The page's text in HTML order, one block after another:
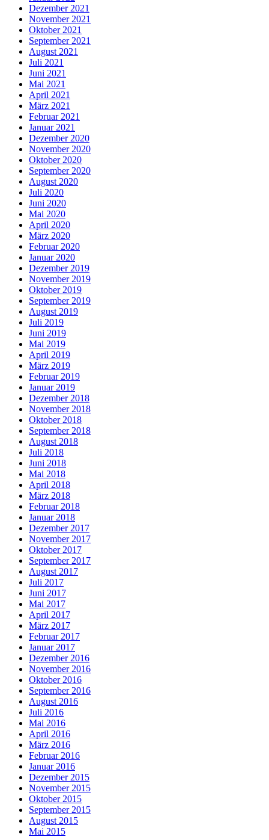
Dezember 2021
November 2021
Oktober 2021
September 2021
August 2021
Juli 2021
Juni 2021
Mai 2021
April 2021
März 2021
Februar 2021
Januar 2021
Dezember 2020
November 2020
Oktober 2020
September 2020
August 2020
Juli 2020
Juni 2020
Mai 2020
April 2020
März 2020
Februar 2020
Januar 2020
Dezember 2019
November 2019
Oktober 2019
September 2019
August 2019
Juli 2019
Juni 2019
Mai 2019
April 2019
März 2019
Februar 2019
Januar 2019
Dezember 2018
November 2018
Oktober 2018
September 2018
August 2018
Juli 2018
Juni 2018
Mai 2018
April 2018
März 2018
Februar 2018
Januar 2018
Dezember 2017
November 2017
Oktober 2017
September 2017
August 2017
Juli 2017
Juni 2017
Mai 2017
April 2017
März 2017
Februar 2017
Januar 2017
Dezember 2016
November 2016
Oktober 2016
September 2016
August 2016
Juli 2016
Mai 2016
April 2016
März 2016
Februar 2016
Januar 2016
Dezember 2015
November 2015
Oktober 2015
September 2015
August 2015
Mai 2015